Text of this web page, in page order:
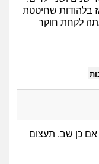
בלהודות שחיטטת
לקחת חוקר
כן שב, תעצום